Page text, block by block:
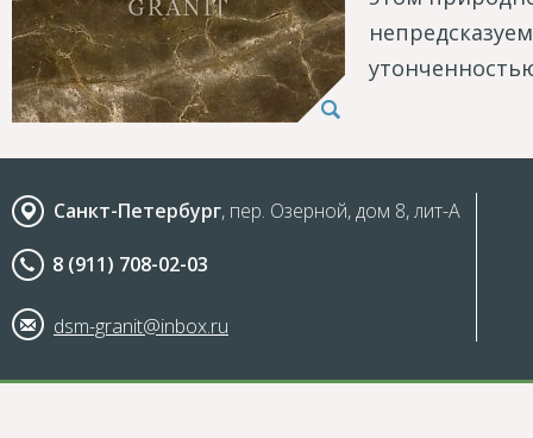
Санкт-Петербург, пер. Озерной, дом 8, лит-А
8 (911) 708-02-03
dsm-granit@inbox.ru